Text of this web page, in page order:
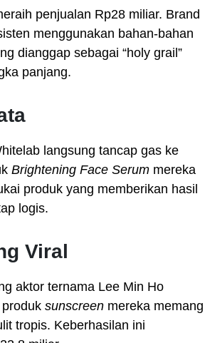
penjualan Rp28 miliar. Brand
menggunakan bahan-bahan
dianggap sebagai “holy grail”
panjang.
langsung tancap gas ke
Brightening Face Serum mereka
produk yang memberikan hasil
logis.
Viral
aktor ternama Lee Min Ho
sunscreen mereka memang
tropis. Keberhasilan ini